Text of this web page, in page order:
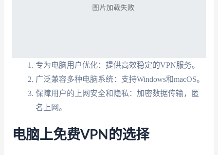
专为电脑用户优化：提供高效稳定的VPN服务。
广泛兼容多种电脑系统：支持Windows和macOS。
保障用户的上网安全和隐私：加密数据传输，匿
名上网。
电脑上免费VPN的选择